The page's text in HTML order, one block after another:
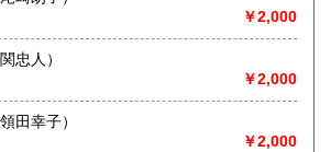
￥2,000
一ノ関忠人）
￥2,000
檬 （五領田幸子）
￥2,000